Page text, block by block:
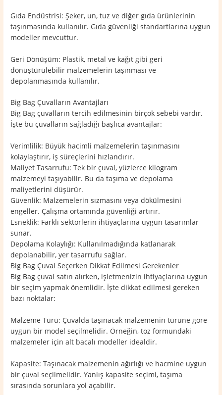
Gıda Endüstrisi: Şeker, un, tuz ve diğer gıda ürünlerinin
taşınmasında kullanılır. Gıda güvenliği standartlarına uygun
modeller mevcuttur.
Geri Dönüşüm: Plastik, metal ve kağıt gibi geri
dönüştürülebilir malzemelerin taşınması ve
depolanmasında kullanılır.
Big Bag Çuvalların Avantajları
Big Bag çuvalların tercih edilmesinin birçok sebebi vardır.
İşte bu çuvalların sağladığı başlıca avantajlar:
Verimlilik: Büyük hacimli malzemelerin taşınmasını
kolaylaştırır, iş süreçlerini hızlandırır.
Maliyet Tasarrufu: Tek bir çuval, yüzlerce kilogram
malzemeyi taşıyabilir. Bu da taşıma ve depolama
maliyetlerini düşürür.
Güvenlik: Malzemelerin sızmasını veya dökülmesini
engeller. Çalışma ortamında güvenliği artırır.
Esneklik: Farklı sektörlerin ihtiyaçlarına uygun tasarımlar
sunar.
Depolama Kolaylığı: Kullanılmadığında katlanarak
depolanabilir, yer tasarrufu sağlar.
Big Bag Çuval Seçerken Dikkat Edilmesi Gerekenler
Big Bag çuval satın alırken, işletmenizin ihtiyaçlarına uygun
bir seçim yapmak önemlidir. İşte dikkat edilmesi gereken
bazı noktalar:
Malzeme Türü: Çuvalda taşınacak malzemenin türüne göre
uygun bir model seçilmelidir. Örneğin, toz formundaki
malzemeler için alt bacalı modeller idealdir.
Kapasite: Taşınacak malzemenin ağırlığı ve hacmine uygun
bir çuval seçilmelidir. Yanlış kapasite seçimi, taşıma
sırasında sorunlara yol açabilir.